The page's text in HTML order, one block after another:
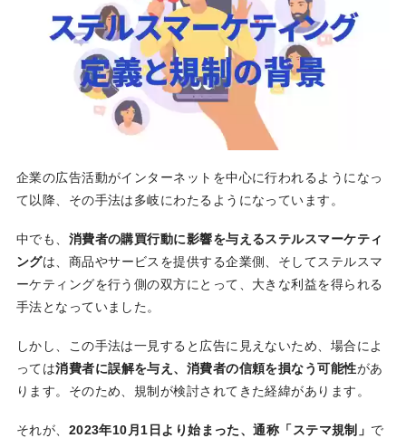
企業の広告活動がインターネットを中心に行われるようになっ
て以降、その手法は多岐にわたるようになっています。
中でも、 消費者の購買行動に影響を与えるステルスマーケティ
ングは、商品やサービスを提供する企業側、そしてステルスマ
ーケティングを行う側の双方にとって、大きな利益を得られる
手法となっていました。
しかし、この手法は一見すると広告に見えないため、場合によ
っては消費者に誤解を与え、消費者の信頼を損なう可能性があ
ります。そのため、規制が検討されてきた経緯があります。
それが、 2023年10月1日より始まった、通称「ステマ規制」 で